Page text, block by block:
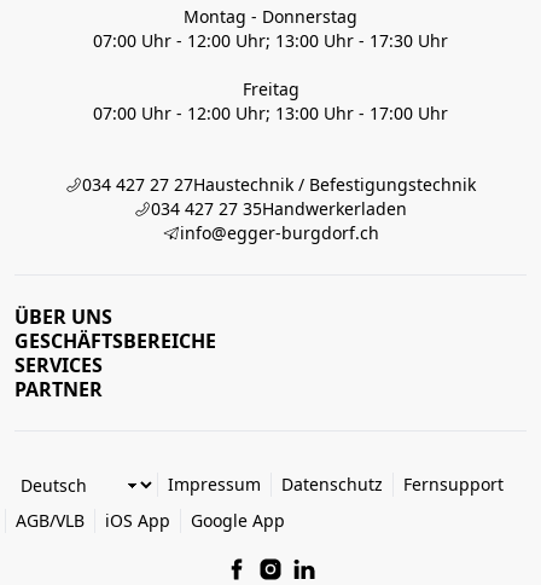
Montag - Donnerstag
07:00 Uhr - 12:00 Uhr; 13:00 Uhr - 17:30 Uhr
Freitag
07:00 Uhr - 12:00 Uhr; 13:00 Uhr - 17:00 Uhr
034 427 27 27Haustechnik / Befestigungstechnik
034 427 27 35Handwerkerladen
info@egger-burgdorf.ch
ÜBER UNS
GESCHÄFTSBEREICHE
SERVICES
PARTNER
Impressum Datenschutz
Fernsupport
AGB/VLB
iOS App Google App